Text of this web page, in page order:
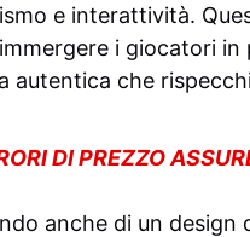
e interattività.
i giocatori
autentica che
DI PREZZO
anche di un